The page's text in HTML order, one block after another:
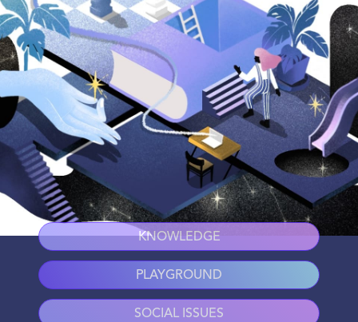
KNOWLEDGE
PLAYGROUND
SOCIAL ISSUES